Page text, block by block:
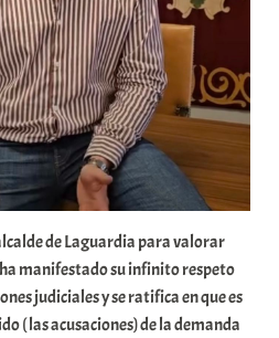
de Laguardia para valorar
manifestado su infinito respeto
judiciales y se ratifica en que es
( las acusaciones) de la demanda